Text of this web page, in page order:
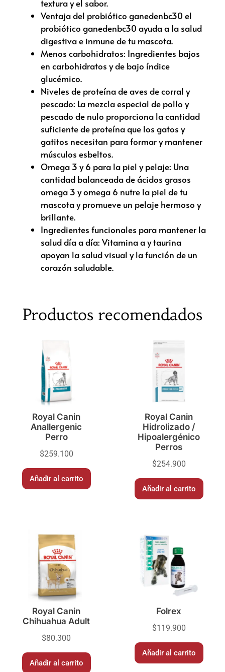
textura y el sabor.
Ventaja del probiótico ganedenbc30 el
probiótico ganedenbc30 ayuda a la salud
digestiva e inmune de tu mascota.
Menos carbohidratos: Ingredientes bajos
en carbohidratos y de bajo índice
glucémico.
Niveles de proteína de aves de corral y
pescado: La mezcla especial de pollo y
pescado de nulo proporciona la cantidad
suficiente de proteína que los gatos y
gatitos necesitan para formar y mantener
músculos esbeltos.
Omega 3 y 6 para la piel y pelaje: Una
cantidad balanceada de ácidos grasos
omega 3 y omega 6 nutre la piel de tu
mascota y promueve un pelaje hermoso y
brillante.
Ingredientes funcionales para mantener la
salud día a día: Vitamina a y taurina
apoyan la salud visual y la función de un
corazón saludable.
Productos recomendados
Royal Canin
Anallergenic
Perro
$259.100
Añadir al carrito
Royal Canin
Hidrolizado /
Hipoalergénico
Perros
$254.900
Añadir al carrito
Royal Canin
Chihuahua Adult
$80.300
Añadir al carrito
Folrex
$119.900
Añadir al carrito